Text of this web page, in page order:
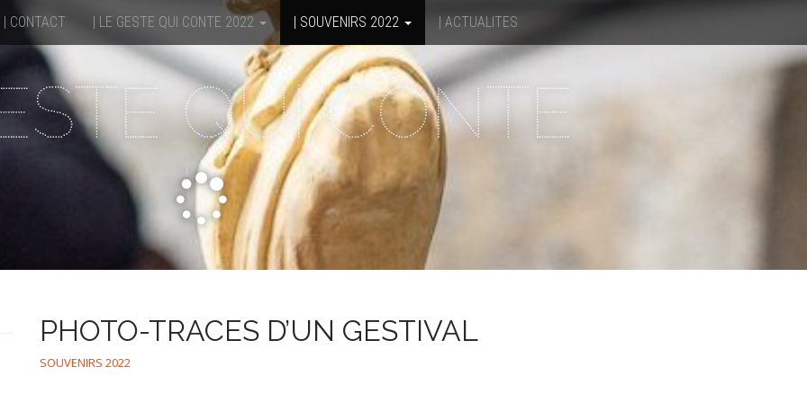
| CONTACT | LE GESTE QUI CONTE 2022 | SOUVENIRS 2022 | ACTUALITES
QUI CONTE
PHOTO-TRACES D’UN GESTIVAL
SOUVENIRS 2022